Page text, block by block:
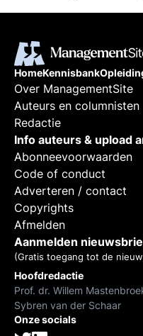
HomeKennisbank
Over ManagementSite
Auteurs en columnisten
Redactie
Info auteurs & upload
Abonneevoorwaarden
Code of conduct
Adverteren / contact
Copyrights
Afmelden
Aanmelden
(Gratis toegang tot de
Hoofdredactie
Prof. dr. Willem
Sybren van der Schaar
Onze socials